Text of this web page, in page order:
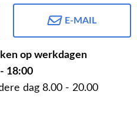
E-MAIL
op werkdagen
18:00
dag 8.00 - 20.00